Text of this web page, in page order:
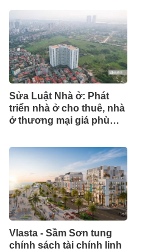
Sửa Luật Nhà ở: Phát
triển nhà ở cho thuê, nhà
ở thương mại giá phù
Vlasta - Sầm Sơn tung
chính sách tài chính linh